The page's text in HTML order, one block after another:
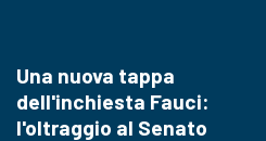
Una nuova tappa
dell'inchiesta Fauci:
l'oltraggio al Senato